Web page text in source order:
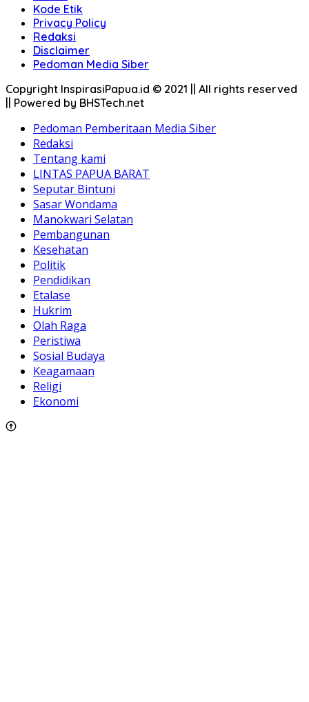
Kode Etik
Privacy Policy
Redaksi
Disclaimer
Pedoman Media Siber
Copyright InspirasiPapua.id © 2021 || All rights reserved
|| Powered by BHSTech.net
Pedoman Pemberitaan Media Siber
Redaksi
Tentang kami
LINTAS PAPUA BARAT
Seputar Bintuni
Sasar Wondama
Manokwari Selatan
Pembangunan
Kesehatan
Politik
Pendidikan
Etalase
Hukrim
Olah Raga
Peristiwa
Sosial Budaya
Keagamaan
Religi
Ekonomi